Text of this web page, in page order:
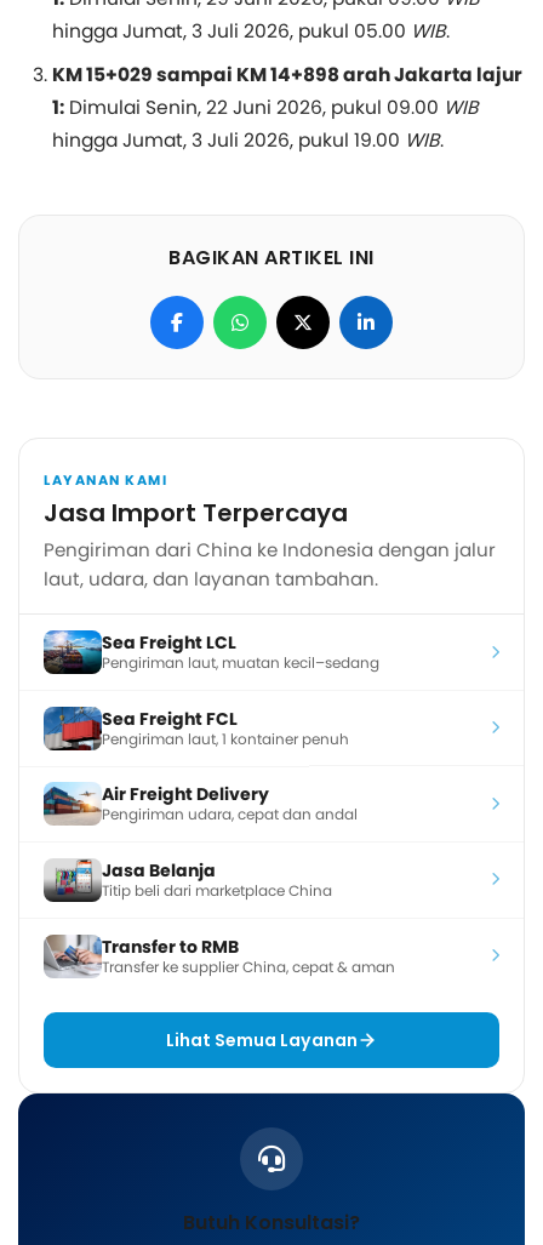
hingga Jumat, 3 Juli 2026, pukul 05.00 WIB.
KM 15+029 sampai KM 14+898 arah Jakarta lajur
1: Dimulai Senin, 22 Juni 2026, pukul 09.00 WIB
hingga Jumat, 3 Juli 2026, pukul 19.00 WIB.
BAGIKAN ARTIKEL INI
LAYANAN KAMI
Jasa Import Terpercaya
Pengiriman dari China ke Indonesia dengan jalur
laut, udara, dan layanan tambahan.
Sea Freight LCL
Pengiriman laut, muatan kecil–sedang
Sea Freight FCL
Pengiriman laut, 1 kontainer penuh
Air Freight Delivery
Pengiriman udara, cepat dan andal
Jasa Belanja
Titip beli dari marketplace China
Transfer to RMB
Transfer ke supplier China, cepat & aman
Lihat Semua Layanan
Butuh Konsultasi?